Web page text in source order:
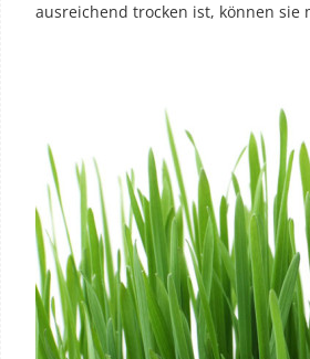
ausreichend trocken ist, können